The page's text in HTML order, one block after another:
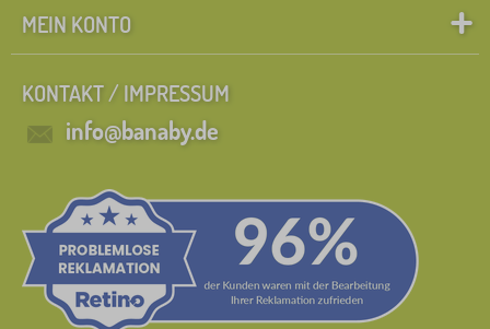
MEIN KONTO
KONTAKT / IMPRESSUM
info@banaby.de